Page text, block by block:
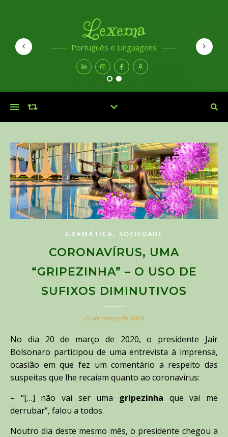
Lexema
Português e Linguagens
GRAMÁTICA , SOCIEDADE
CORONAVÍRUS, UMA
“GRIPEZINHA” – O USO DE
SUFIXOS DIMINUTIVOS
27 de março de 2020
No dia 20 de março de 2020, o presidente Jair
Bolsonaro participou de uma entrevista à imprensa,
ocasião em que fez um comentário a respeito das
suspeitas que lhe recaíam quanto ao coronavírus:
– “[…] não vai ser uma gripezinha que vai me
derrubar”, falou a todos.
Noutro dia deste mesmo mês, o presidente chegou a